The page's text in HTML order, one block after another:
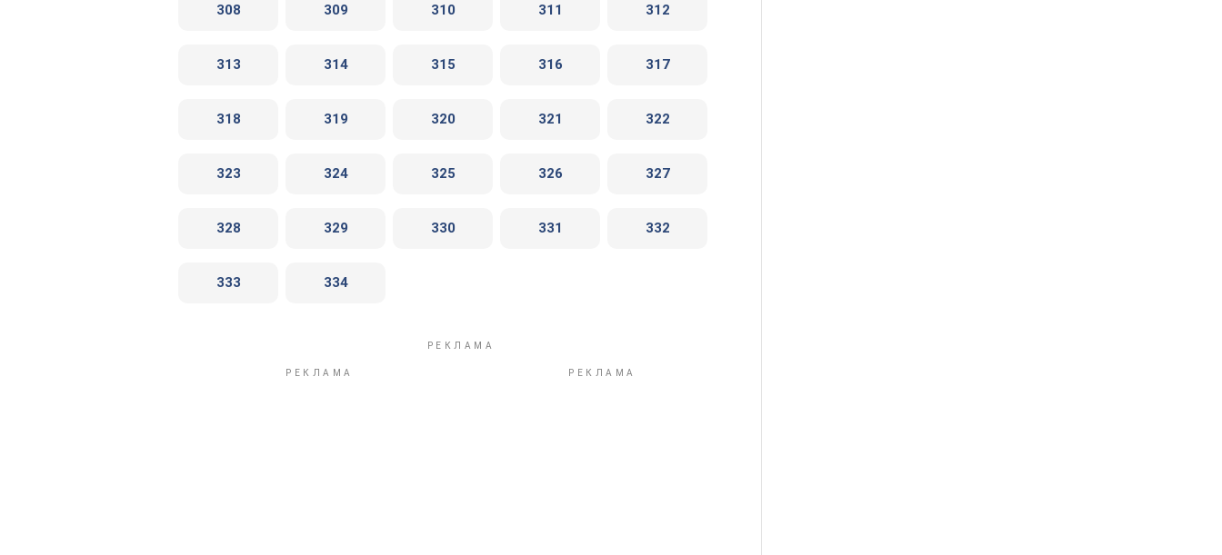
308 309 310 311 312
313 314 315 316 317
318 319 320 321 322
323 324 325 326 327
328 329 330 331 332
333 334